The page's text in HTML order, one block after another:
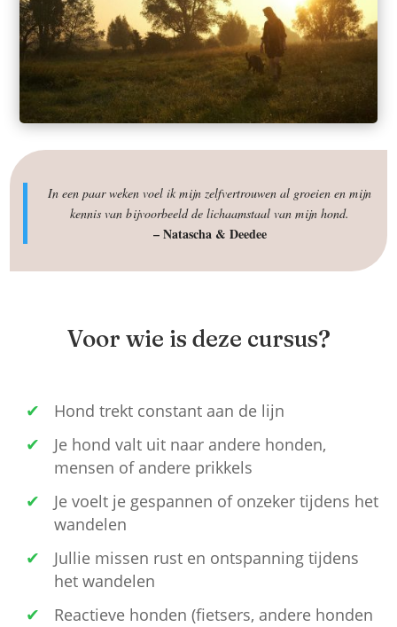
In een paar weken voel ik mijn zelfvertrouwen al groeien en mijn
kennis van bijvoorbeeld de lichaamstaal van mijn hond.
– Natascha & Deedee
Voor wie is deze cursus?
Hond trekt constant aan de lijn
Je hond valt uit naar andere honden,
mensen of andere prikkels
Je voelt je gespannen of onzeker tijdens het
wandelen
Jullie missen rust en ontspanning tijdens
het wandelen
Reactieve honden (fietsers, andere honden